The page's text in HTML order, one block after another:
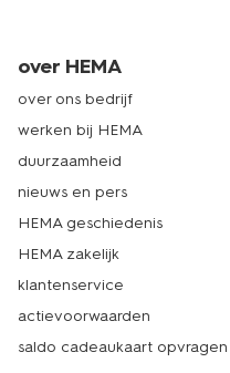
over HEMA
over ons bedrijf
werken bij HEMA
duurzaamheid
nieuws en pers
HEMA geschiedenis
HEMA zakelijk
klantenservice
actievoorwaarden
saldo cadeaukaart opvragen